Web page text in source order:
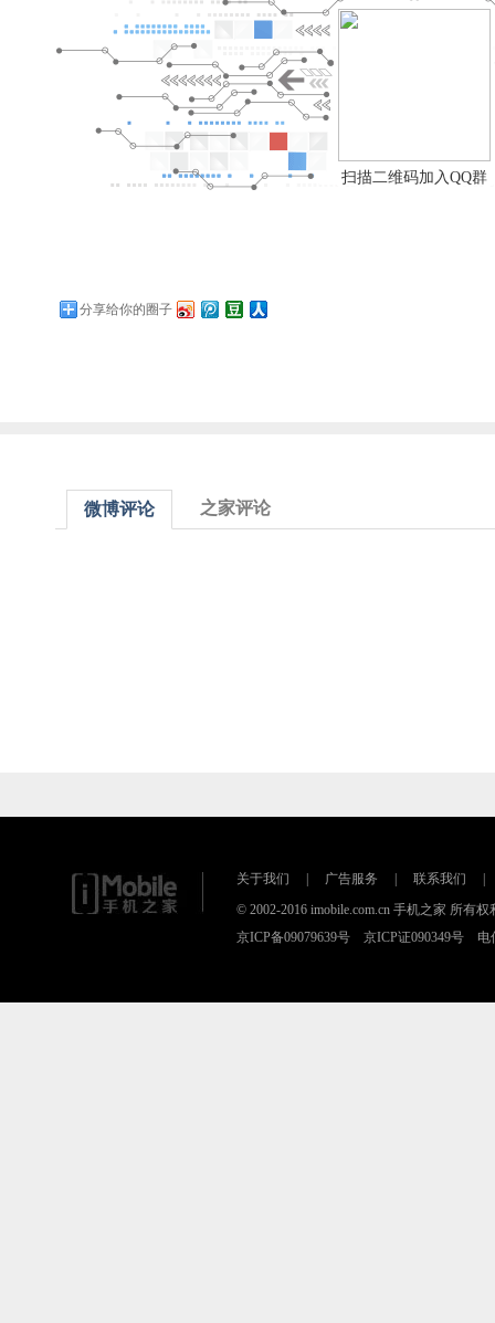
扫描二维码加入QQ群
分享给你的圈子
微博评论 之家评论
关于我们 广告服务 联系我们
© 2002-2016 imobile.com.cn 手机之家 所有权
京ICP备09079639号 京ICP证090349号 电